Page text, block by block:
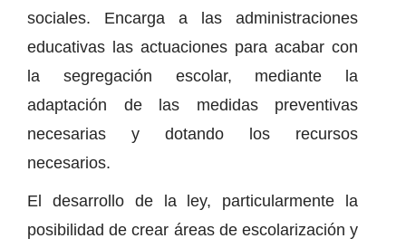
sociales. Encarga a las administraciones
educativas las actuaciones para acabar con
la segregación escolar, mediante la
adaptación de las medidas preventivas
necesarias y dotando los recursos
necesarios.
El desarrollo de la ley, particularmente la
posibilidad de crear áreas de escolarización y